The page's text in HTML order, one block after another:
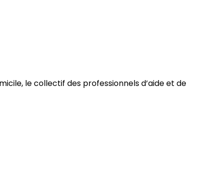
le collectif des professionnels d’aide et de